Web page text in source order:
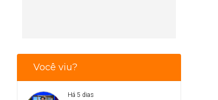
Você viu?
Há 5 dias